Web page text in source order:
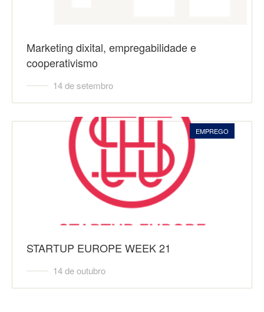
Marketing dixital, empregabilidade e
cooperativismo
14 de setembro
EMPREGO
STARTUP EUROPE WEEK 21
14 de outubro